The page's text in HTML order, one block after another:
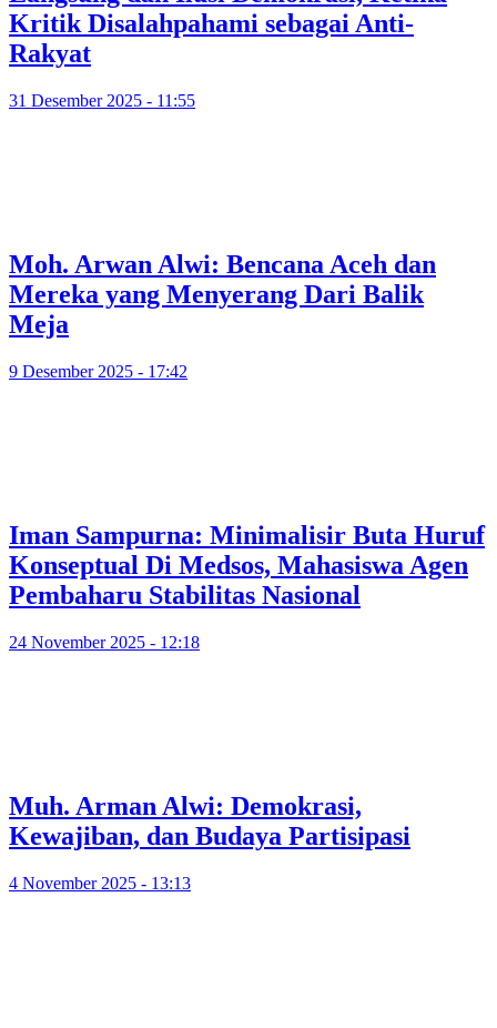
Kritik Disalahpahami sebagai Anti-
Rakyat
31 Desember 2025 - 11:55
Moh. Arwan Alwi: Bencana Aceh dan
Mereka yang Menyerang Dari Balik
Meja
9 Desember 2025 - 17:42
Iman Sampurna: Minimalisir Buta Huruf
Konseptual Di Medsos, Mahasiswa Agen
Pembaharu Stabilitas Nasional
24 November 2025 - 12:18
Muh. Arman Alwi: Demokrasi,
Kewajiban, dan Budaya Partisipasi
4 November 2025 - 13:13